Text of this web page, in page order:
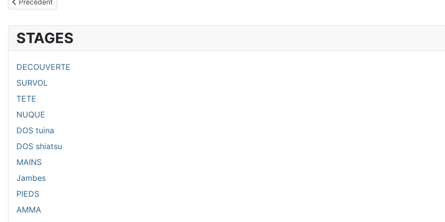
Précédent
STAGES
DECOUVERTE
SURVOL
TETE
NUQUE
DOS tuina
DOS shiatsu
MAINS
Jambes
PIEDS
AMMA